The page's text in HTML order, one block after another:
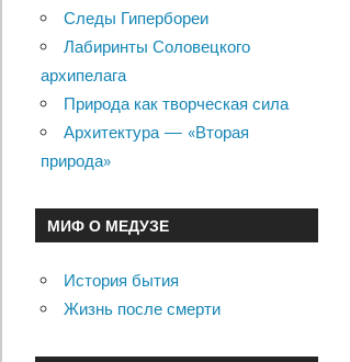
Следы Гипербореи
Лабиринты Соловецкого
архипелага
Природа как творческая сила
Архитектура — «Вторая
природа»
МИФ О МЕДУЗЕ
История бытия
Жизнь после смерти